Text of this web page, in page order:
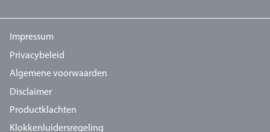
Impressum
Privacybeleid
Algemene voorwaarden
Disclaimer
Productklachten
Klokkenluidersregeling